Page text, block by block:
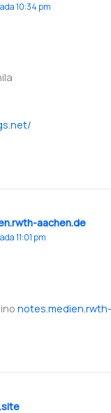
10:34 pm
aachen.de
11:01 pm